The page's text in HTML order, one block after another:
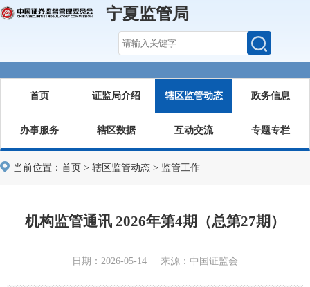
宁夏监管局
首页 证监局介绍 辖区监管动态 政务信息
办事服务 辖区数据 互动交流 专题专栏
当前位置： 首页 > 辖区监管动态 > 监管工作
机构监管通讯 2026年第4期（总第27期）
日期：2026-05-14 来源：中国证监会